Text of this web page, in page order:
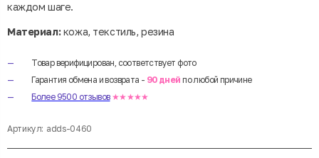
каждом шаге.
Материал:кожа, текстиль, резина
Товар верифицирован, соответствует фото
Гарантия обмена и возврата - 90 дней по любой причине
Более 9500 отзывов ★★★★★
Артикул: adds-0460